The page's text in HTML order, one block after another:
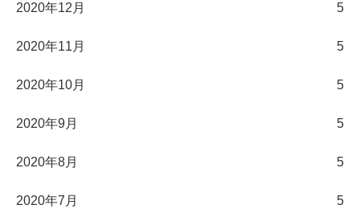
2020年12月 5
2020年11月 5
2020年10月 5
2020年9月 5
2020年8月 5
2020年7月 5